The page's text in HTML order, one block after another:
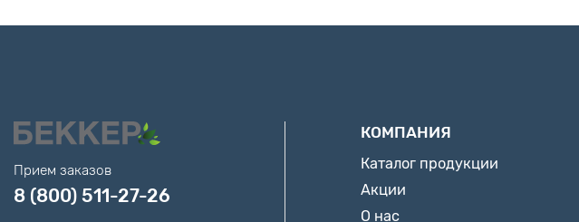
Прием заказов
8 (800) 511-27-26
КОМПАНИЯ
Каталог продукции
Акции
О нас